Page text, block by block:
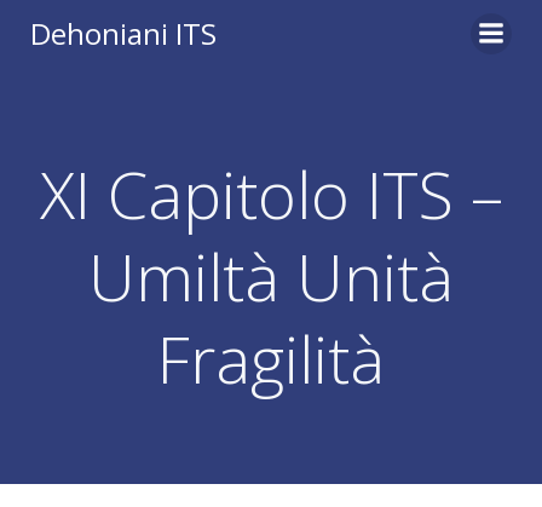
Dehoniani ITS
XI Capitolo ITS –
Umiltà Unità
Fragilità